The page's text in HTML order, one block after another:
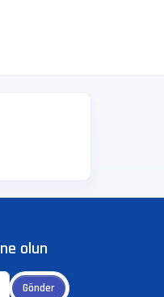
olun
Gönder